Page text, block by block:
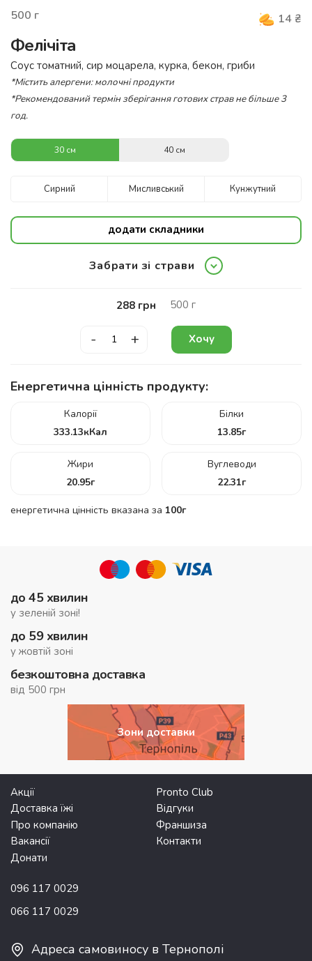
500 г 14 ₴
Фелічіта
Соус томатний, сир моцарела, курка, бекон, гриби
*Містить алергени: молочні продукти
*Рекомендований термін зберігання готових страв не більше 3
год.
30 см 40 см
Сирний Мисливський Кунжутний
додати складники
Забрати зі страви
288 грн 500 г
- + Хочу
Енергетична цінність продукту:
Калорії
333.13кКал
Білки
13.85г
Жири
20.95г
Вуглеводи
22.31г
енергетична цінність вказана за 100г
до 45 хвилин
у зеленій зоні!
до 59 хвилин
у жовтій зоні
безкоштовна доставка
від 500 грн
Зони доставки
Акції
Pronto Club
Доставка їжі
Відгуки
Про компанію
Франшиза
Вакансії
Контакти
Донати
096 117 0029
066 117 0029
Адреса самовиносу в Тернополі